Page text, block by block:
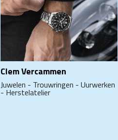
Clem Vercammen
Juwelen - Trouwringen - Uurwerken
- Herstelatelier